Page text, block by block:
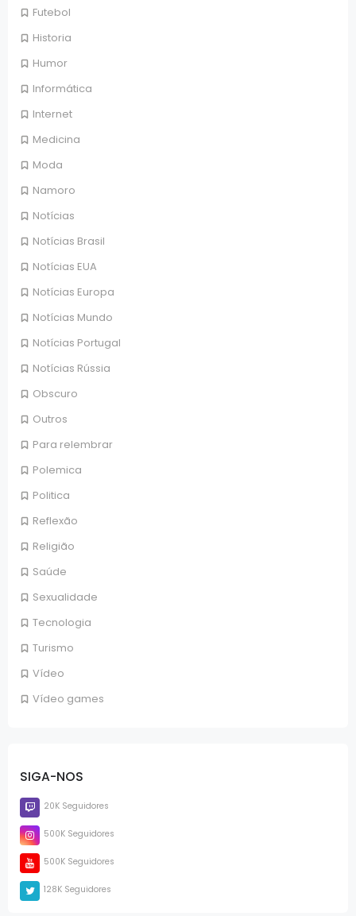
Futebol
Historia
Humor
Informática
Internet
Medicina
Moda
Namoro
Notícias
Notícias Brasil
Notícias EUA
Notícias Europa
Notícias Mundo
Notícias Portugal
Notícias Rússia
Obscuro
Outros
Para relembrar
Polemica
Politica
Reflexão
Religião
Saúde
Sexualidade
Tecnologia
Turismo
Vídeo
Vídeo games
SIGA-NOS
20K Seguidores
500K Seguidores
500K Seguidores
128K Seguidores